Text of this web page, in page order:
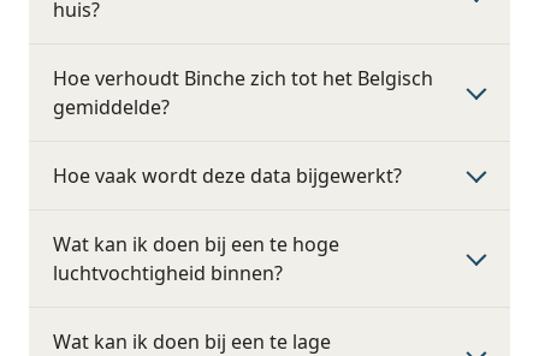
huis?
Hoe verhoudt Binche zich tot het Belgisch
gemiddelde?
Hoe vaak wordt deze data bijgewerkt?
Wat kan ik doen bij een te hoge
luchtvochtigheid binnen?
Wat kan ik doen bij een te lage